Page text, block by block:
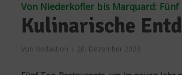
Von Niederkofler bis Marquard:
Kulinarische
Von Redaktion 20. Dezember 2023